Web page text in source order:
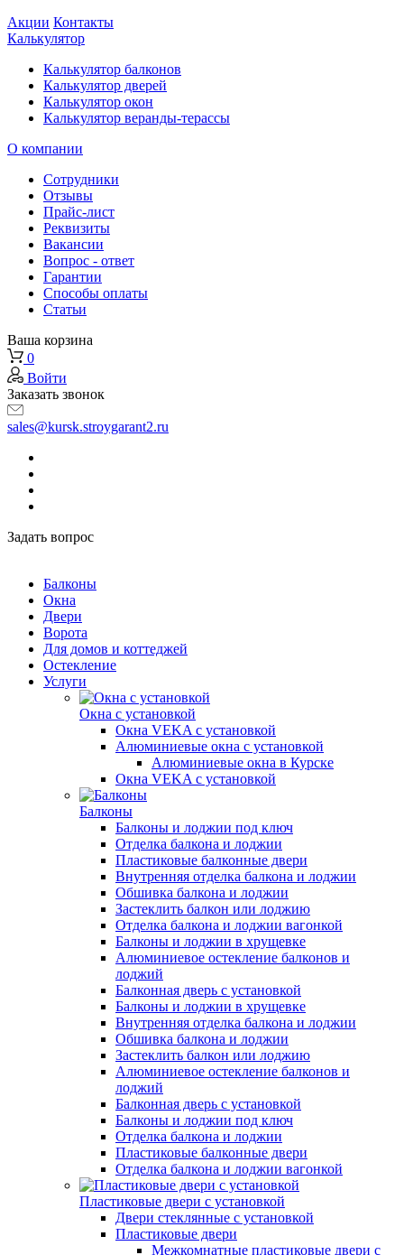
Акции Контакты
Калькулятор
Калькулятор балконов
Калькулятор дверей
Калькулятор окон
Калькулятор веранды-терассы
О компании
Сотрудники
Отзывы
Прайс-лист
Реквизиты
Вакансии
Вопрос - ответ
Гарантии
Способы оплаты
Статьи
Ваша корзина
0
Войти
Заказать звонок
sales@kursk.stroygarant2.ru
Задать вопрос
Балконы
Окна
Двери
Ворота
Для домов и коттеджей
Остекление
Услуги
Окна с установкой
Окна VEKA с установкой
Алюминиевые окна с установкой
Алюминиевые окна в Курске
Окна VEKA с установкой
Балконы
Балконы и лоджии под ключ
Отделка балкона и лоджии
Пластиковые балконные двери
Внутренняя отделка балкона и лоджии
Обшивка балкона и лоджии
Застеклить балкон или лоджию
Отделка балкона и лоджии вагонкой
Балконы и лоджии в хрущевке
Алюминиевое остекление балконов и
лоджий
Балконная дверь с установкой
Балконы и лоджии в хрущевке
Внутренняя отделка балкона и лоджии
Обшивка балкона и лоджии
Застеклить балкон или лоджию
Алюминиевое остекление балконов и
лоджий
Балконная дверь с установкой
Балконы и лоджии под ключ
Отделка балкона и лоджии
Пластиковые балконные двери
Отделка балкона и лоджии вагонкой
Пластиковые двери с установкой
Двери стеклянные с установкой
Пластиковые двери
Межкомнатные пластиковые двери с